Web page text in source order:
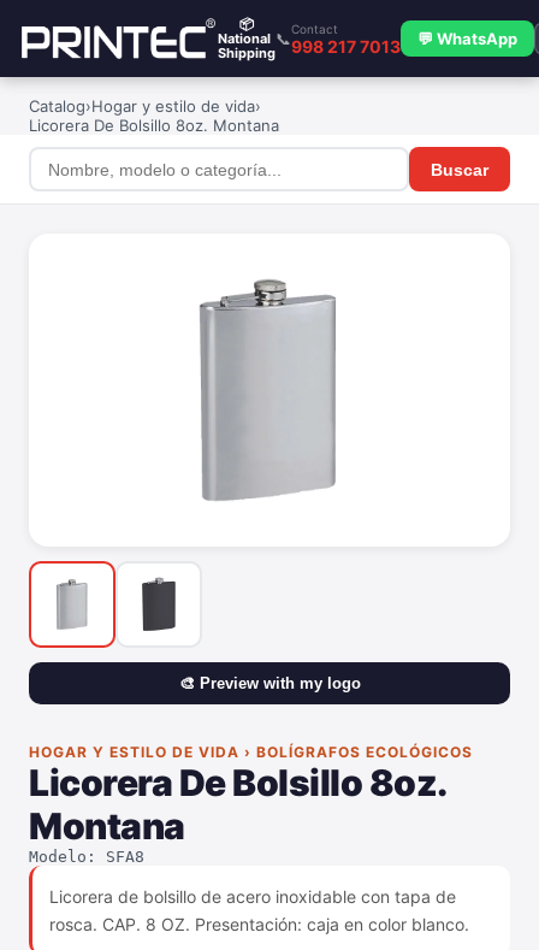
📦
National
Shipping
📞
Contact
998 217 7013 💬 WhatsApp
Catalog›Hogar y estilo de vida›
Licorera De Bolsillo 8oz. Montana
Buscar
🎨 Preview with my logo
HOGAR Y ESTILO DE VIDA › BOLÍGRAFOS ECOLÓGICOS
Licorera De Bolsillo 8oz.
Montana
Modelo: SFA8
Licorera de bolsillo de acero inoxidable con tapa de
rosca. CAP. 8 OZ. Presentación: caja en color blanco.